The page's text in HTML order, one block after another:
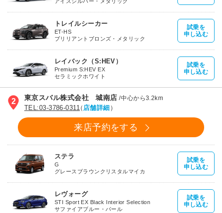
トレイルシーカー
ET-HS
ブリリアントブロンズ・メタリック
試乗を
申し込む
レイバック（S:HEV）
Premium S:HEV EX
セラミックホワイト
試乗を
申し込む
2 東京スバル株式会社 城南店 /中心から3.2km
TEL:03-3786-0311（ 店舗詳細 ）
来店予約をする
ステラ
G
グレースブラウンクリスタルマイカ
試乗を
申し込む
レヴォーグ
STI Sport EX Black Interior Selection
サファイアブルー・パール
試乗を
申し込む